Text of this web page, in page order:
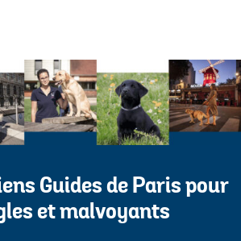
Guides de Paris pour
et malvoyants